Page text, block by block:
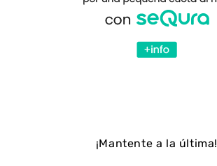
¡Mantente a la última!